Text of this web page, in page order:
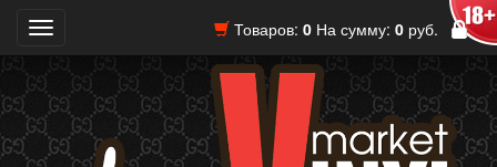
Товаров: 0 На сумму: 0 руб.
Toggle
navigation